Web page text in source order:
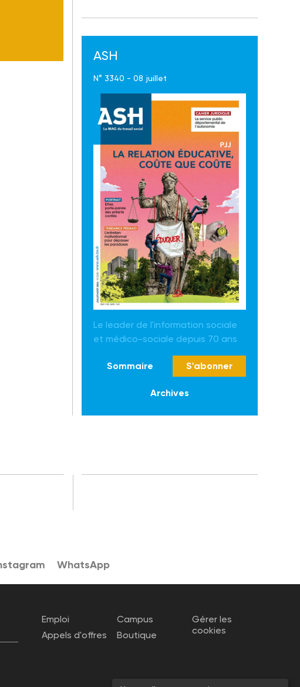
ASH
N° 3340 - 08 juillet
Le leader de l'information sociale
et médico-sociale depuis 70 ans
Sommaire S'abonner
Archives
WhatsApp
Emploi
Appels d'offres
Campus
Boutique
Gérer les
cookies